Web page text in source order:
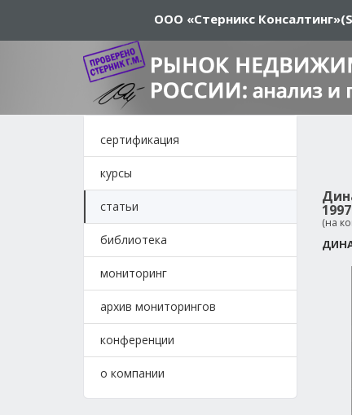
ООО «Стерникс Консалтинг»
сертификация
курсы
статьи
библиотека
мониторинг
архив мониторингов
конференции
о компании
(на